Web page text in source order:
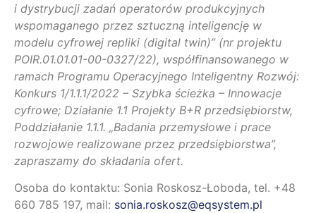
i dystrybucji zadań operatorów produkcyjnych
wspomaganego przez sztuczną inteligencję w
modelu cyfrowej repliki (digital twin)” (nr projektu
POIR.01.01.01-00-0327/22), współfinansowanego w
ramach Programu Operacyjnego Inteligentny Rozwój:
Konkurs 1/1.1.1/2022 – Szybka ścieżka – Innowacje
cyfrowe; Działanie 1.1 Projekty B+R przedsiębiorstw,
Poddziałanie 1.1.1. „Badania przemysłowe i prace
rozwojowe realizowane przez przedsiębiorstwa”,
zapraszamy do składania ofert.
Osoba do kontaktu: Sonia Roskosz-Łoboda, tel. +48
660 785 197, mail: sonia.roskosz@eqsystem.pl